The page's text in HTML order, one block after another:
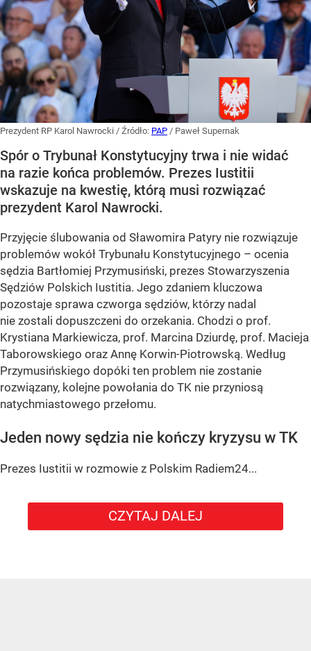
Prezydent RP Karol Nawrocki / Źródło: PAP / Paweł Supernak
Spór o Trybunał Konstytucyjny trwa i nie widać
na razie końca problemów. Prezes Iustitii
wskazuje na kwestię, którą musi rozwiązać
prezydent Karol Nawrocki.
Przyjęcie ślubowania od Sławomira Patyry nie rozwiązuje
problemów wokół Trybunału Konstytucyjnego – ocenia
sędzia Bartłomiej Przymusiński, prezes Stowarzyszenia
Sędziów Polskich Iustitia. Jego zdaniem kluczowa
pozostaje sprawa czworga sędziów, którzy nadal
nie zostali dopuszczeni do orzekania. Chodzi o prof.
Krystiana Markiewicza, prof. Marcina Dziurdę, prof. Macieja
Taborowskiego oraz Annę Korwin-Piotrowską. Według
Przymusińskiego dopóki ten problem nie zostanie
rozwiązany, kolejne powołania do TK nie przyniosą
natychmiastowego przełomu.
Jeden nowy sędzia nie kończy kryzysu w TK
Prezes Iustitii w rozmowie z Polskim Radiem24...
CZYTAJ DALEJ